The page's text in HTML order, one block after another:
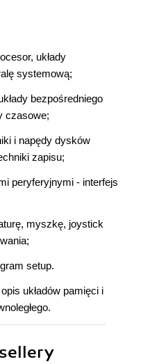
układy
systemową;
bezpośredniego
czasowe;
i napędy dysków
zapisu;
peryferyjnymi - interfejs
myszkę, joystick
setup.
układów pamięci i